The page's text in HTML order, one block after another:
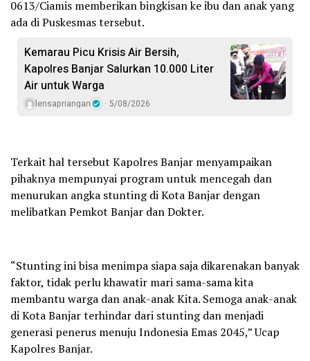
0613/Ciamis memberikan bingkisan ke ibu dan anak yang
ada di Puskesmas tersebut.
Kemarau Picu Krisis Air Bersih,
Kapolres Banjar Salurkan 10.000 Liter
Air untuk Warga
lensapriangan 5/08/2026
Terkait hal tersebut Kapolres Banjar menyampaikan
pihaknya mempunyai program untuk mencegah dan
menurukan angka stunting di Kota Banjar dengan
melibatkan Pemkot Banjar dan Dokter.
“Stunting ini bisa menimpa siapa saja dikarenakan banyak
faktor, tidak perlu khawatir mari sama-sama kita
membantu warga dan anak-anak Kita. Semoga anak-anak
di Kota Banjar terhindar dari stunting dan menjadi
generasi penerus menuju Indonesia Emas 2045,” Ucap
Kapolres Banjar.